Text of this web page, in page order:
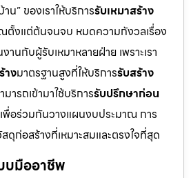
น” ของเราให้บริการรับเหมาสร้าง
ตั้งแต่ต้นจนจบ หมดความกังวลเรื่อง
านกับผู้รับเหมาหลายฝ่าย เพราะเรา
างมาตรฐานสูงที่ให้บริการรับสร้าง
ารถเข้ามาใช้บริการรับปรึกษาก่อน
เพื่อร่วมกันวางแผนงบประมาณ การ
ดุก่อสร้างที่เหมาะสมและตรงใจที่สุด
บมืออาชีพ